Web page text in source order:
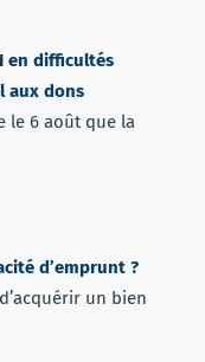
en difficultés
aux dons
le 6 août que la
d’emprunt ?
un bien